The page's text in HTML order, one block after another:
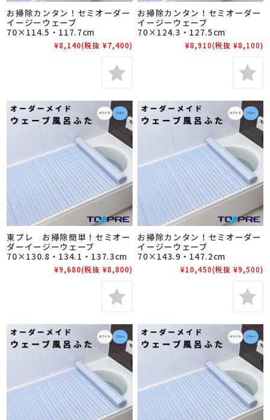
お掃除カンタン！セミオーダー
イージーウェーブ
70×114.5・117.7cm
¥8,140(税抜 ¥7,400)
お掃除カンタン！セミオーダー
イージーウェーブ
70×124.3・127.5cm
¥8,910(税抜 ¥8,100)
東プレ お掃除簡単！セミオー
ダーイージーウェーブ
70×130.8・134.1・137.3cm
¥9,680(税抜 ¥8,800)
お掃除カンタン！セミオーダー
イージーウェーブ
70×143.9・147.2cm
¥10,450(税抜 ¥9,500)